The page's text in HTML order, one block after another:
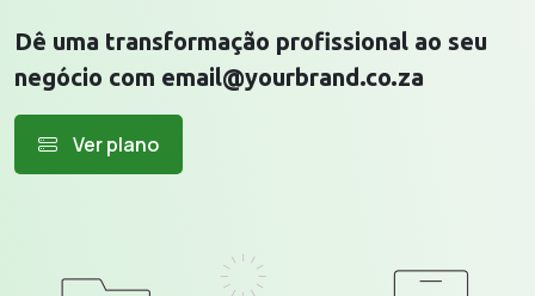
Dê uma transformação profissional ao seu
negócio com email@yourbrand.co.za
Ver plano